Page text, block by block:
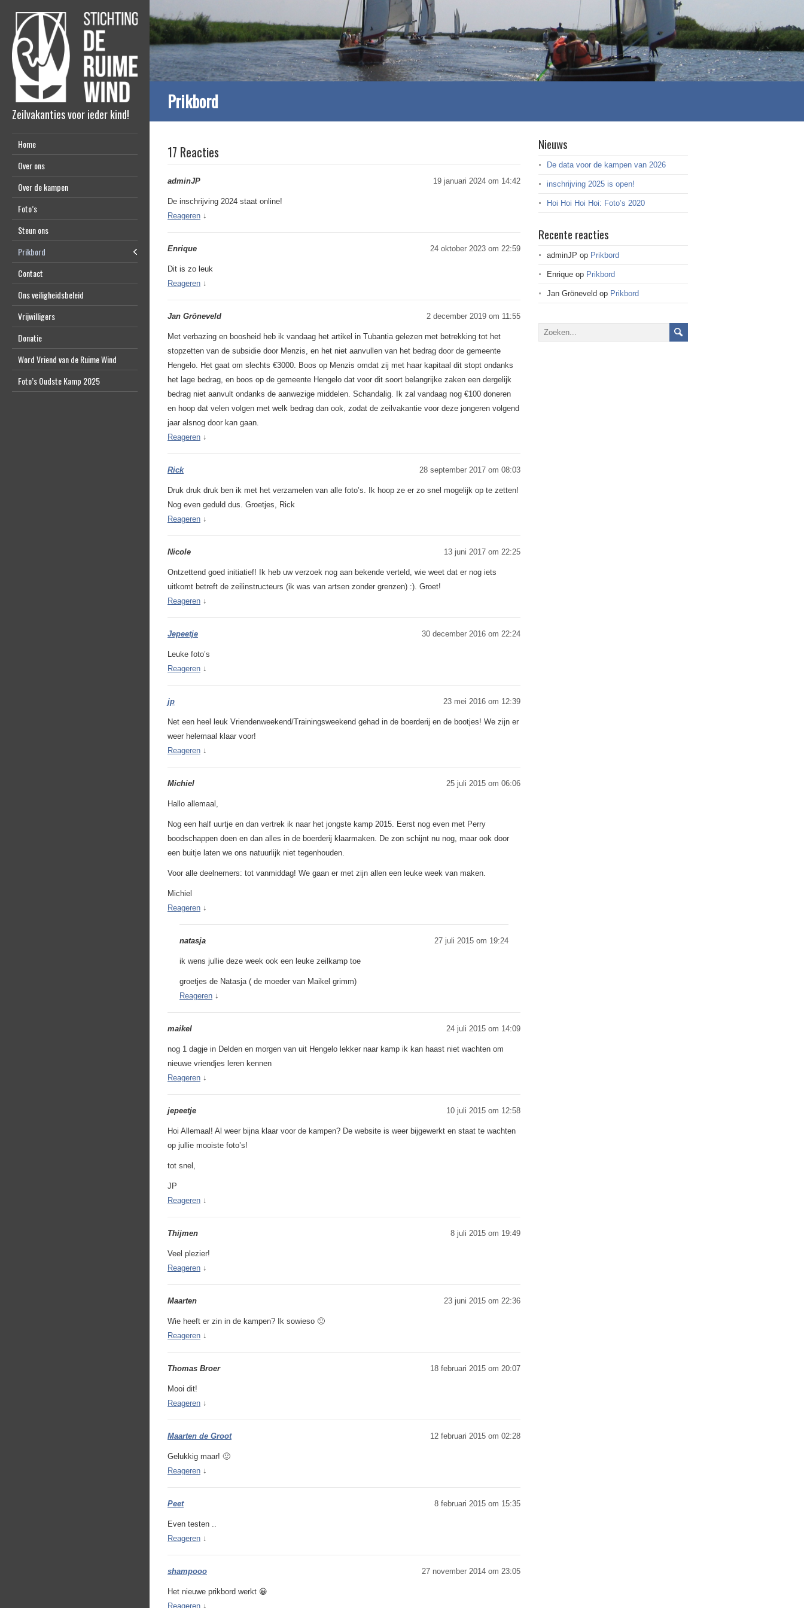
Zeilvakanties voor ieder kind!
Home
Over ons
Over de kampen
Foto’s
Steun ons
Prikbord
Contact
Ons veiligheidsbeleid
Vrijwilligers
Donatie
Word Vriend van de Ruime Wind
Foto’s Oudste Kamp 2025
Prikbord
17 Reacties
adminJP 19 januari 2024 om 14:42
De inschrijving 2024 staat online!
Reageren ↓
Enrique 24 oktober 2023 om 22:59
Dit is zo leuk
Reageren ↓
Jan Gröneveld 2 december 2019 om 11:55
Met verbazing en boosheid heb ik vandaag het artikel in Tubantia gelezen met betrekking tot het
stopzetten van de subsidie door Menzis, en het niet aanvullen van het bedrag door de gemeente
Hengelo. Het gaat om slechts €3000. Boos op Menzis omdat zij met haar kapitaal dit stopt ondanks
het lage bedrag, en boos op de gemeente Hengelo dat voor dit soort belangrijke zaken een dergelijk
bedrag niet aanvult ondanks de aanwezige middelen. Schandalig. Ik zal vandaag nog €100 doneren
en hoop dat velen volgen met welk bedrag dan ook, zodat de zeilvakantie voor deze jongeren volgend
jaar alsnog door kan gaan.
Reageren ↓
Rick 28 september 2017 om 08:03
Druk druk druk ben ik met het verzamelen van alle foto’s. Ik hoop ze er zo snel mogelijk op te zetten!
Nog even geduld dus. Groetjes, Rick
Reageren ↓
Nicole 13 juni 2017 om 22:25
Ontzettend goed initiatief! Ik heb uw verzoek nog aan bekende verteld, wie weet dat er nog iets
uitkomt betreft de zeilinstructeurs (ik was van artsen zonder grenzen) :). Groet!
Reageren ↓
Jepeetje 30 december 2016 om 22:24
Leuke foto’s
Reageren ↓
jp 23 mei 2016 om 12:39
Net een heel leuk Vriendenweekend/Trainingsweekend gehad in de boerderij en de bootjes! We zijn er
weer helemaal klaar voor!
Reageren ↓
Michiel 25 juli 2015 om 06:06
Hallo allemaal,
Nog een half uurtje en dan vertrek ik naar het jongste kamp 2015. Eerst nog even met Perry
boodschappen doen en dan alles in de boerderij klaarmaken. De zon schijnt nu nog, maar ook door
een buitje laten we ons natuurlijk niet tegenhouden.
Voor alle deelnemers: tot vanmiddag! We gaan er met zijn allen een leuke week van maken.
Michiel
Reageren ↓
natasja 27 juli 2015 om 19:24
ik wens jullie deze week ook een leuke zeilkamp toe
groetjes de Natasja ( de moeder van Maikel grimm)
Reageren ↓
maikel 24 juli 2015 om 14:09
nog 1 dagje in Delden en morgen van uit Hengelo lekker naar kamp ik kan haast niet wachten om
nieuwe vriendjes leren kennen
Reageren ↓
jepeetje 10 juli 2015 om 12:58
Hoi Allemaal! Al weer bijna klaar voor de kampen? De website is weer bijgewerkt en staat te wachten
op jullie mooiste foto’s!
tot snel,
JP
Reageren ↓
Thijmen 8 juli 2015 om 19:49
Veel plezier!
Reageren ↓
Maarten 23 juni 2015 om 22:36
Wie heeft er zin in de kampen? Ik sowieso 🙂
Reageren ↓
Thomas Broer 18 februari 2015 om 20:07
Mooi dit!
Reageren ↓
Maarten de Groot 12 februari 2015 om 02:28
Gelukkig maar! 🙂
Reageren ↓
Peet 8 februari 2015 om 15:35
Even testen ..
Reageren ↓
shampooo 27 november 2014 om 23:05
Het nieuwe prikbord werkt 😀
Reageren ↓
Nieuws
De data voor de kampen van 2026
inschrijving 2025 is open!
Hoi Hoi Hoi Hoi: Foto’s 2020
Recente reacties
adminJP op Prikbord
Enrique op Prikbord
Jan Gröneveld op Prikbord